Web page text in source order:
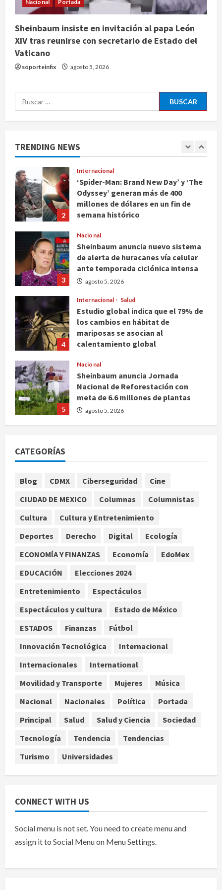
Nacional Portada
Sheinbaum insiste en invitación al papa León
XIV tras reunirse con secretario de Estado del
Vaticano
soporteinfix agosto 5, 2026
Buscar:
TRENDING NEWS
mariposas se asocian al
Nacional
Nacional de Reforestación con
1
Escobar
2
Internacional
‘Spider-Man: Brand New Day’ y ‘The
Odyssey’ generan más de 400
millones de dólares en un fin de
semana histórico
3
Nacional
Sheinbaum anuncia nuevo sistema
de alerta de huracanes vía celular
ante temporada ciclónica intensa
agosto 5, 2026
4
Internacional Salud
Estudio global indica que el 79% de
los cambios en hábitat de
mariposas se asocian al
calentamiento global
5
Nacional
Sheinbaum anuncia Jornada
Nacional de Reforestación con
meta de 6.6 millones de plantas
agosto 5, 2026
descendiente de la colonia de Pablo
agosto 5, 2026
‘Spider-Man: Brand New Day’ y ‘The
Odyssey’ generan más de 400
semana histórico
agosto 5, 2026
Nacional
Sheinbaum anuncia nuevo sistema
ante temporada ciclónica intensa
4
Estudio global indica que el 79% de
los cambios en hábitat de
calentamiento global
agosto 5, 2026
Nacional
Sheinbaum anuncia Jornada
meta de 6.6 millones de plantas
CATEGORÍAS
Blog CDMX Ciberseguridad
Cine
CIUDAD DE MEXICO
Columnas
Columnistas
Cultura
Cultura y Entretenimiento
Deportes
Derecho Digital
Ecología
ECONOMÍA Y FINANZAS
Economía
EdoMex
EDUCACIÓN
Elecciones 2024
Entretenimiento
Espectáculos
Espectáculos y cultura
Estado de México
ESTADOS
Finanzas
Fútbol
Innovación Tecnológica
Internacional
Internacionales
International
Movilidad y Transporte
Mujeres
Música
Nacional
Nacionales Política
Portada
Principal
Salud Salud y Ciencia
Sociedad
Tecnología
Tendencia
Tendencias
Turismo
Universidades
CONNECT WITH US
Social menu is not set. You need to create menu and
assign it to Social Menu on Menu Settings.